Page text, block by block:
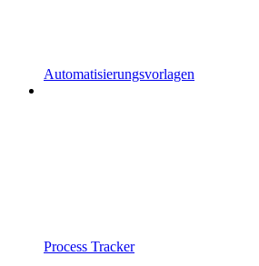
Automatisierungsvorlagen
Process Tracker